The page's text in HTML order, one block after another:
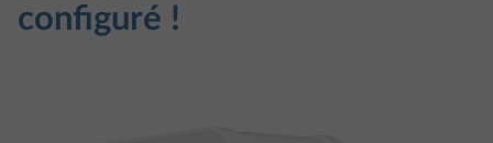
configuré !